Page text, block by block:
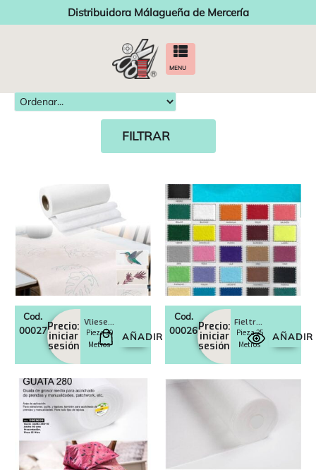
Distribuidora Málagueña de Mercería
MENU
FILTRAR
Cod.
0002752Precio:
iniciar
sesión
Vlieseline DO102, 75 cms hidrosoluble
Pieza 30
Metros
AÑADIR
Cod.
0002612Precio:
iniciar
sesión
Fieltro, 90 cms
Pieza 25
Metros
AÑADIR